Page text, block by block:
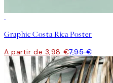
Graphic Costa Rica Poster
A partir de 3,98 €7,95 €